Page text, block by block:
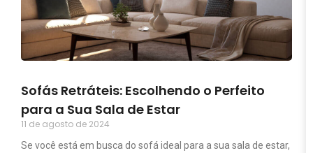
Sofás Retráteis: Escolhendo o Perfeito
para a Sua Sala de Estar
11 de agosto de 2024
Se você está em busca do sofá ideal para a sua sala de estar,